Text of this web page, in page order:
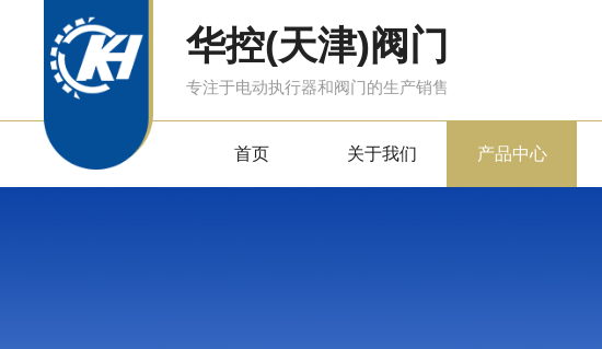
华控(天津)阀门
专注于电动执行器和阀门的生产销售
首页 关于我们 产品中心